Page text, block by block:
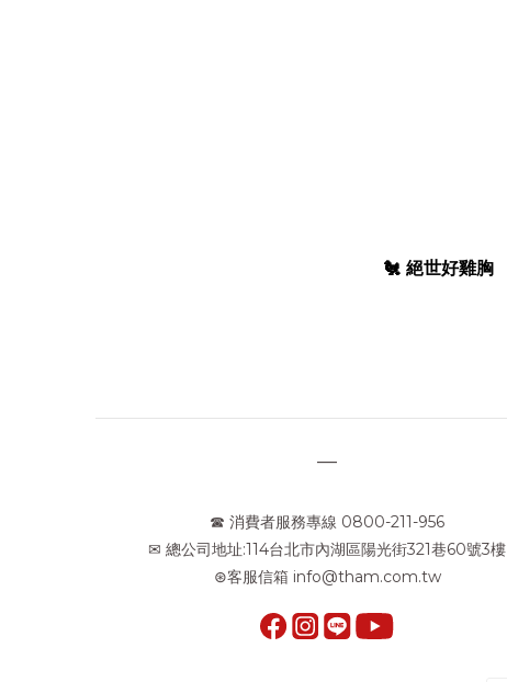
🐔 絕世好雞胸
—
☎ 消費者服務專線 0800-211-956
✉ 總公司地址:114台北市內湖區陽光街321巷60號3樓
⊛客服信箱 info@tham.com.tw